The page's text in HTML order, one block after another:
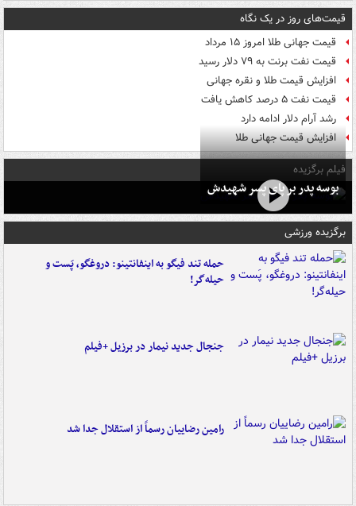
قیمت‌های روز در یک نگاه
قیمت جهانی طلا امروز ۱۵ مرداد
قیمت نفت برنت به ۷۹ دلار رسید
افزایش قیمت طلا و نقره جهانی
قیمت نفت ۵ درصد کاهش یافت
رشد آرام دلار ادامه دارد
افزایش قیمت جهانی طلا
فیلم برگزیده
بوسه‌ پدر بر پای پسر شهیدش
برگزیده ورزشی
حمله تند فیگو به اینفانتینو: دروغگو، پَست‌ و
حیله‌گر!
جنجال جدید نیمار در برزیل +فیلم
رامین رضاییان رسماً از استقلال جدا شد